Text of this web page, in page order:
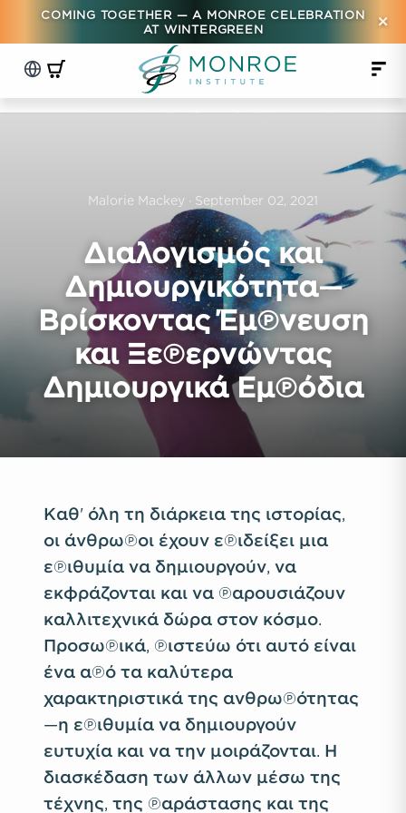
COMING TOGETHER — A MONROE CELEBRATION
AT WINTERGREEN
×
Malorie Mackey · September 02, 2021
Διαλογισμός και
Δημιουργικότητα—
Βρίσκοντας Έμπνευση
και Ξεπερνώντας
Δημιουργικά Εμπόδια
Καθ' όλη τη διάρκεια της ιστορίας,
οι άνθρωποι έχουν επιδείξει μια
επιθυμία να δημιουργούν, να
εκφράζονται και να παρουσιάζουν
καλλιτεχνικά δώρα στον κόσμο.
Προσωπικά, πιστεύω ότι αυτό είναι
ένα από τα καλύτερα
χαρακτηριστικά της ανθρωπότητας
—η επιθυμία να δημιουργούν
ευτυχία και να την μοιράζονται. Η
διασκέδαση των άλλων μέσω της
τέχνης, της παράστασης και της